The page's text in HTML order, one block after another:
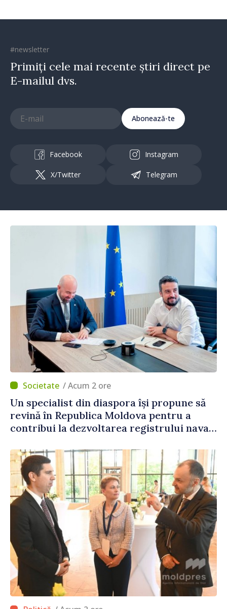
#newsletter
Primiți cele mai recente știri direct pe
E-mailul dvs.
Abonează-te
Facebook Instagram
X/Twitter Telegram
/ Acum 2 ore
Un specialist din diaspora își propune să
revină în Republica Moldova pentru a
contribui la dezvoltarea registrului naval